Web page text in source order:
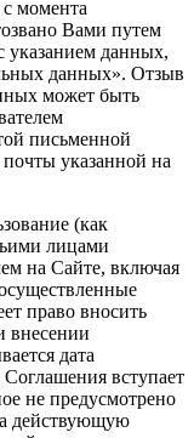
с момента
Вами путем
указанием данных,
данных». Отзыв
может быть
письменной
указанной на
(как
лицами
на Сайте, включая
право вносить
внесении
дата
вступает
не предусмотрено
действующую